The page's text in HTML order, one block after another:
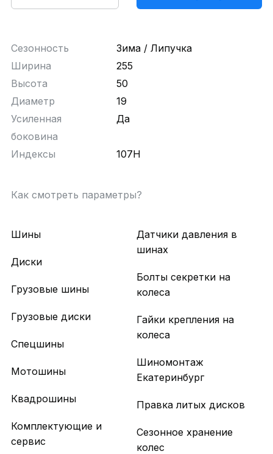
Сезонность
Зима / Липучка
Ширина
255
Высота
50
Диаметр
19
Усиленная
боковина
Да
Индексы 107H
Как смотреть параметры?
Шины
Диски
Грузовые шины
Грузовые диски
Спецшины
Мотошины
Квадрошины
Комплектующие и
сервис
Датчики давления в
шинах
Болты секретки на
колеса
Гайки крепления на
колеса
Шиномонтаж
Екатеринбург
Правка литых дисков
Сезонное хранение
колес